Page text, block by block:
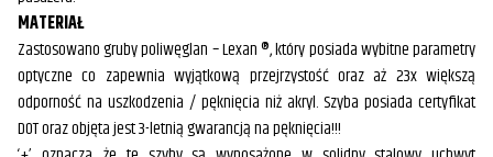
MATERIAŁ
Zastosowano gruby poliwęglan – Lexan ®, który posiada wybitne parametry
optyczne co zapewnia wyjątkową przejrzystość oraz aż 23x większą
odporność na uszkodzenia / pęknięcia niż akryl. Szyba posiada certyfikat
DOT oraz objęta jest 3-letnią gwarancją na pęknięcia!!!